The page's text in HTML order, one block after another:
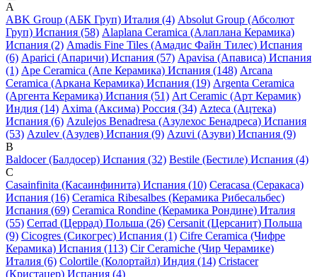
A
ABK Group (АБК Груп) Италия (4) Absolut Group (Абсолют
Груп) Испания (58) Alaplana Ceramica (Алаплана Керамика)
Испания (2) Amadis Fine Tiles (Амадис Файн Тилес) Испания
(6) Aparici (Апаричи) Испания (57) Apavisa (Апависа) Испания
(1) Ape Ceramica (Апе Керамика) Испания (148) Arcana
Ceramica (Аркана Керамика) Испания (19) Argenta Ceramica
(Аргента Керамика) Испания (51) Art Ceramic (Арт Керамик)
Индия (14) Axima (Аксима) Россия (34) Azteca (Ацтека)
Испания (6) Azulejos Benadresa (Азулехос Бенадреса) Испания
(53) Azulev (Азулев) Испания (9) Azuvi (Азуви) Испания (9)
B
Baldocer (Балдосер) Испания (32) Bestile (Бестиле) Испания (4)
C
Casainfinita (Касаинфинита) Испания (10) Ceracasa (Серакаса)
Испания (16) Ceramica Ribesalbes (Керамика Рибесальбес)
Испания (69) Ceramica Rondine (Керамика Рондине) Италия
(55) Cerrad (Церрад) Польша (26) Cersanit (Церсанит) Польша
(9) Cicogres (Сикогрес) Испания (1) Cifre Ceramica (Чифре
Керамика) Испания (113) Cir Ceramiche (Чир Черамике)
Италия (6) Colortile (Колортайл) Индия (14) Cristacer
(Кристацер) Испания (4)